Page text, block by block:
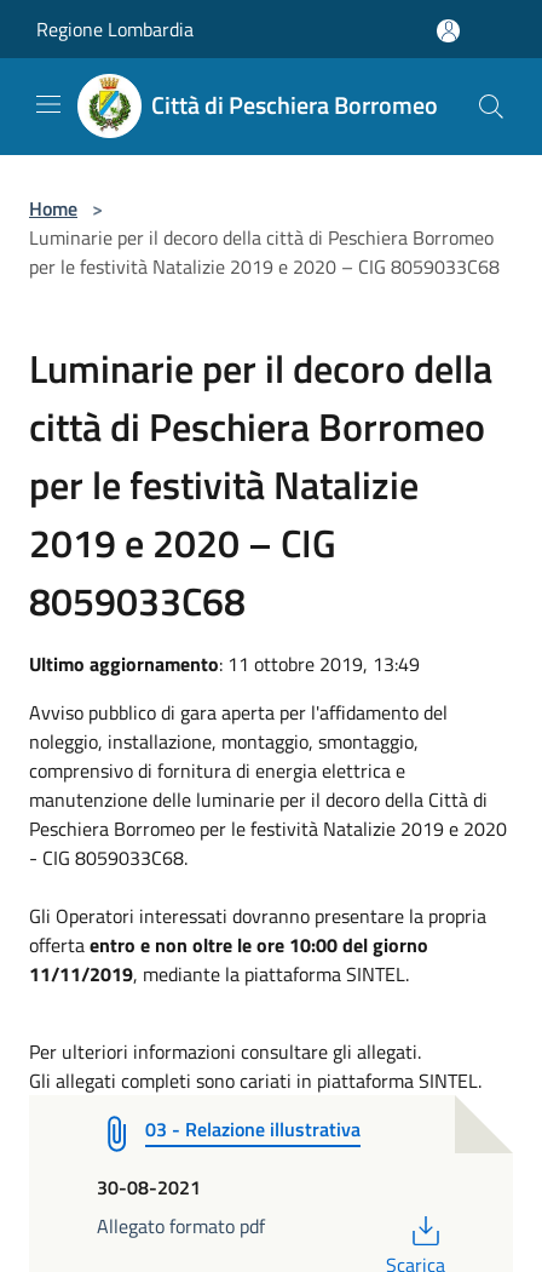
Regione Lombardia
Città di Peschiera Borromeo
Home >
Luminarie per il decoro della città di Peschiera Borromeo
per le festività Natalizie 2019 e 2020 – CIG 8059033C68
Luminarie per il decoro della
città di Peschiera Borromeo
per le festività Natalizie
2019 e 2020 – CIG
8059033C68
Ultimo aggiornamento: 11 ottobre 2019, 13:49
Avviso pubblico di gara aperta per l'affidamento del
noleggio, installazione, montaggio, smontaggio,
comprensivo di fornitura di energia elettrica e
manutenzione delle luminarie per il decoro della Città di
Peschiera Borromeo per le festività Natalizie 2019 e 2020
- CIG 8059033C68.
Gli Operatori interessati dovranno presentare la propria
offertaentro e non oltre le ore 10:00 del giorno
11/11/2019, mediante la piattaforma SINTEL.
Per ulteriori informazioni consultare gli allegati.
Gli allegati completi sono cariati in piattaforma SINTEL.
03 - Relazione illustrativa
30-08-2021
Allegato formato pdf
Scarica